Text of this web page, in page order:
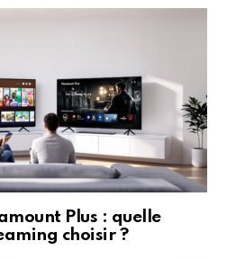
Plus : quelle
choisir ?